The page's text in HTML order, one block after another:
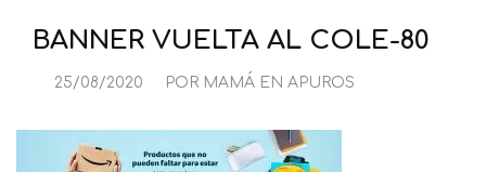
BANNER VUELTA AL COLE-80
25/08/2020 POR MAMÁ EN APUROS